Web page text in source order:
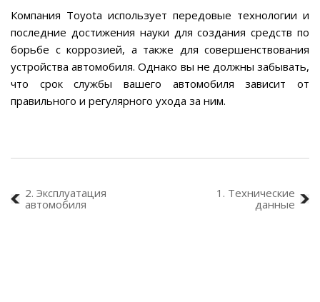
Компания Toyota использует передовые технологии и
последние достижения науки для создания средств по
борьбе с коррозией, а также для совершенствования
устройства автомобиля. Однако вы не должны забывать,
что срок службы вашего автомобиля зависит от
правильного и регулярного ухода за ним.
2. Эксплуатация
автомобиля
1. Технические
данные